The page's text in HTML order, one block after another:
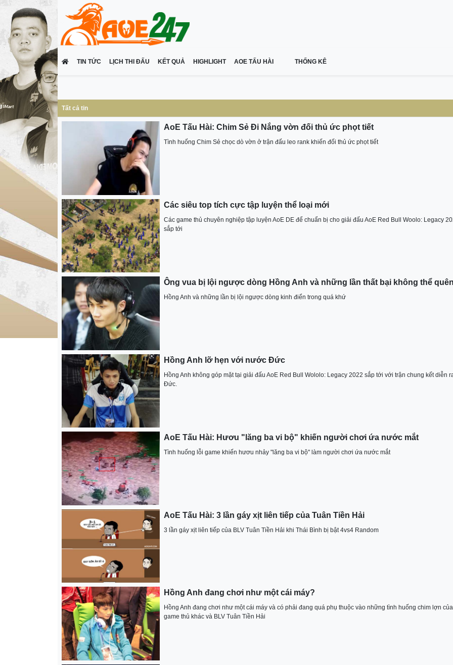
TIN TỨC LỊCH THI ĐẤU KẾT QUẢ HIGHLIGHT AOE TẤU HÀI THỐNG KÊ
Tất cả tin
AoE Tấu Hài: Chim Sẻ Đi Nắng vờn đối thủ ức phọt tiết
Tình huống Chim Sẻ chọc dò vờn ở trận đấu leo rank khiến đối thủ ức phọt tiết
Các siêu top tích cực tập luyện thể loại mới
Các game thủ chuyên nghiệp tập luyện AoE DE để chuẩn bị cho giải đấu AoE Red Bull Woolo: Legacy
sắp tới
Ông vua bị lội ngược dòng Hồng Anh và những lần thất bại không thể
Hồng Anh và những lần bị lội ngược dòng kinh điển trong quá khứ
Hồng Anh lỡ hẹn với nước Đức
Hồng Anh không góp mặt tại giải đấu AoE Red Bull Wololo: Legacy 2022 sắp tới với trận chung kết diễn
Đức.
AoE Tấu Hài: Hươu "lăng ba vi bộ" khiến người chơi ứa nước mắt
Tình huống lỗi game khiến hươu nhảy "lăng ba vi bộ" làm người chơi ứa nước mắt
AoE Tấu Hài: 3 lần gáy xịt liên tiếp của Tuân Tiền Hải
3 lần gáy xịt liên tiếp của BLV Tuân Tiền Hải khi Thái Bình bị bật 4vs4 Random
Hồng Anh đang chơi như một cái máy?
Hồng Anh đang chơi như một cái máy và có phải đang quá phụ thuộc vào những tình huống chim lợn
game thủ khác và BLV Tuân Tiền Hải